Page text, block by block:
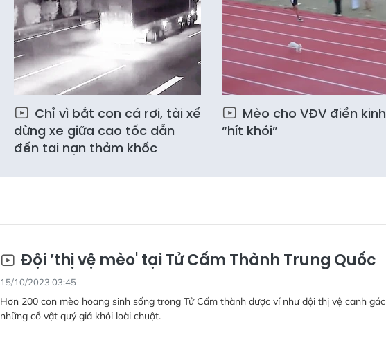
Chỉ vì bắt con cá rơi, tài xế
dừng xe giữa cao tốc dẫn
đến tai nạn thảm khốc
Mèo cho VĐV điền kinh
“hít khói”
Đội ’thị vệ mèo' tại Tử Cấm Thành Trung Quốc
15/10/2023 03:45
Hơn 200 con mèo hoang sinh sống trong Tử Cấm thành được ví như đội thị vệ canh gác
những cổ vật quý giá khỏi loài chuột.